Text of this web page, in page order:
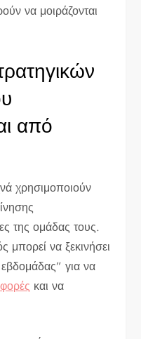
να μοιράζονται
από
χρησιμοποιούν
της ομάδας τους.
μπορεί να ξεκινήσει
για να
και να